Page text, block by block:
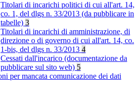
Titolari di incarichi politici di cui all'art. 14,
co. 1, del dlgs n. 33/2013 (da pubblicare in
tabelle) 3
Titolari di incarichi di amministrazione, di
direzione o di governo di cui all'art. 14, co.
1-bis, del dlgs n. 33/2013 4
Cessati dall'incarico (documentazione da
pubblicare sul sito web) 5
per mancata comunicazione dei dati